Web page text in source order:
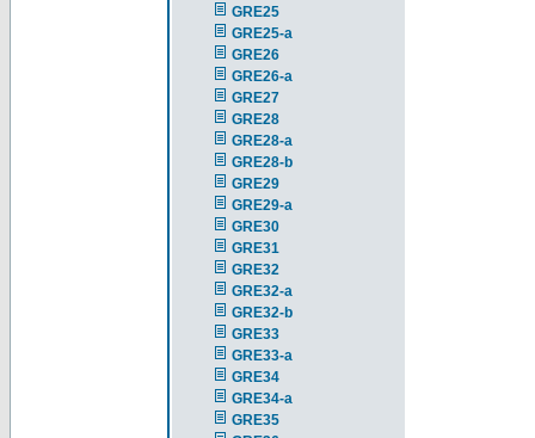
GRE25
GRE25-a
GRE26
GRE26-a
GRE27
GRE28
GRE28-a
GRE28-b
GRE29
GRE29-a
GRE30
GRE31
GRE32
GRE32-a
GRE32-b
GRE33
GRE33-a
GRE34
GRE34-a
GRE35